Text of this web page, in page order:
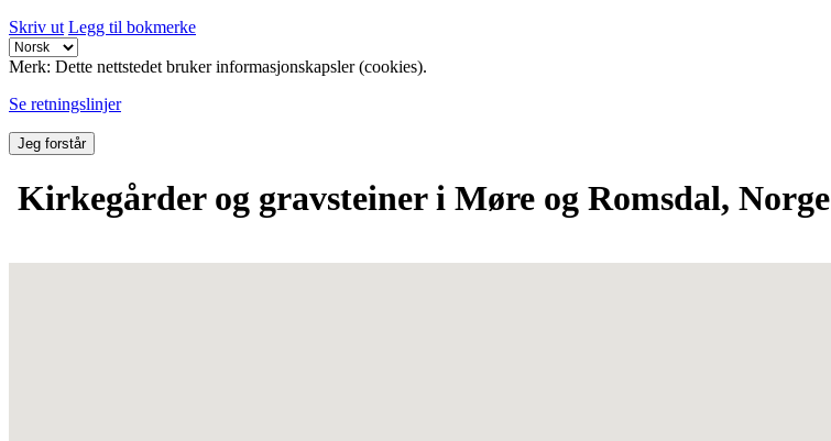
Skriv ut Legg til bokmerke
Merk: Dette nettstedet bruker informasjonskapsler (cookies).
Se retningslinjer
Jeg forstår
Kirkegårder og gravsteiner i Møre og Romsdal, Norge